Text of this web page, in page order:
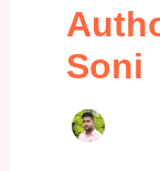
Soni